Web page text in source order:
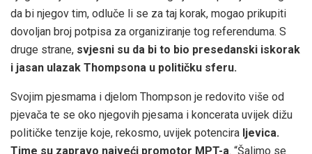
da bi njegov tim, odluče li se za taj korak, mogao prikupiti
dovoljan broj potpisa za organiziranje tog referenduma. S
druge strane, svjesni su da bi to bio presedanski iskorak
i jasan ulazak Thompsona u političku sferu.
Svojim pjesmama i djelom Thompson je redovito više od
pjevača te se oko njegovih pjesama i koncerata uvijek dižu
političke tenzije koje, rekosmo, uvijek potencira ljevica.
Time su zapravo najveći promotor MPT-a. “Šalimo se